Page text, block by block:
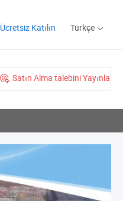
Ücretsiz Katılın Türkçe
Satın Alma talebini Yayınla